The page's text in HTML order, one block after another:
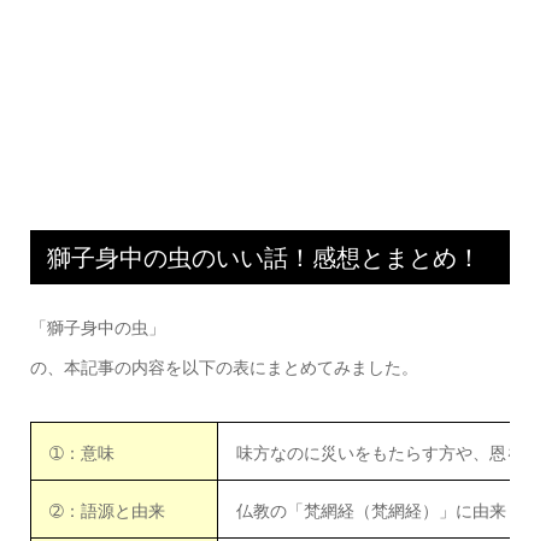
獅子身中の虫のいい話！感想とまとめ！
「獅子身中の虫」
の、本記事の内容を以下の表にまとめてみました。
➀：意味 味方なのに災いをもたらす方や、恩を
➁：語源と由来 仏教の「梵網経（梵網経）」に由来